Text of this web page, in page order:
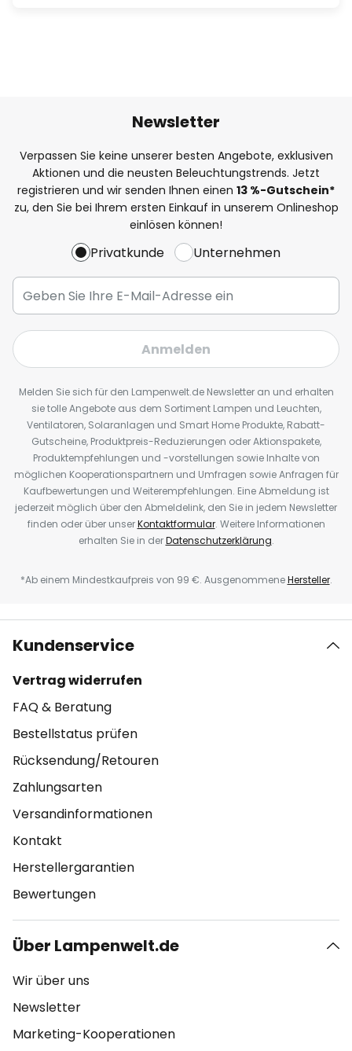
Newsletter
Verpassen Sie keine unserer besten Angebote, exklusiven
Aktionen und die neusten Beleuchtungstrends. Jetzt
registrieren und wir senden Ihnen einen 13 %-Gutschein*
zu, den Sie bei Ihrem ersten Einkauf in unserem Onlineshop
einlösen können!
Privatkunde Unternehmen
Anmelden
Melden Sie sich für den Lampenwelt.de Newsletter an und erhalten
sie tolle Angebote aus dem Sortiment Lampen und Leuchten,
Ventilatoren, Solaranlagen und Smart Home Produkte, Rabatt-
Gutscheine, Produktpreis-Reduzierungen oder Aktionspakete,
Produktempfehlungen und -vorstellungen sowie Inhalte von
möglichen Kooperationspartnern und Umfragen sowie Anfragen für
Kaufbewertungen und Weiterempfehlungen. Eine Abmeldung ist
jederzeit möglich über den Abmeldelink, den Sie in jedem Newsletter
finden oder über unserKontaktformular. Weitere Informationen
erhalten Sie in derDatenschutzerklärung.
*Ab einem Mindestkaufpreis von 99 €. AusgenommeneHersteller.
Kundenservice
Vertrag widerrufen
FAQ & Beratung
Bestellstatus prüfen
Rücksendung/Retouren
Zahlungsarten
Versandinformationen
Kontakt
Herstellergarantien
Bewertungen
Über Lampenwelt.de
Wir über uns
Newsletter
Marketing-Kooperationen